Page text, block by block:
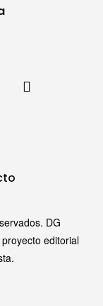
DG
proyecto editorial